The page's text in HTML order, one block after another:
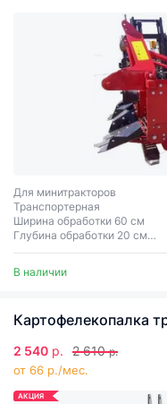
Для минитракторов
Транспортерная
Ширина обработки 60 см
Глубина обработки 20 см
Вес 235 кг
В наличии
Картофелекопалка
2 540 р. 2 610 р.
от 66 р./мес.
АКЦИЯ